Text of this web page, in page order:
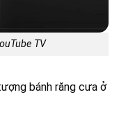
TV
bánh răng cưa ở